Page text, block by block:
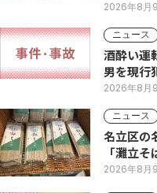
2026年8月
ニュース
酒酔い運
男を現行
2026年8月
ニュース
名立区の
「灘立
2026年8月